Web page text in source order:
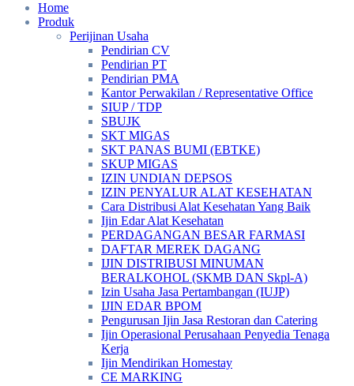
Home
Produk
Perijinan Usaha
Pendirian CV
Pendirian PT
Pendirian PMA
Kantor Perwakilan / Representative Office
SIUP / TDP
SBUJK
SKT MIGAS
SKT PANAS BUMI (EBTKE)
SKUP MIGAS
IZIN UNDIAN DEPSOS
IZIN PENYALUR ALAT KESEHATAN
Cara Distribusi Alat Kesehatan Yang Baik
Ijin Edar Alat Kesehatan
PERDAGANGAN BESAR FARMASI
DAFTAR MEREK DAGANG
IJIN DISTRIBUSI MINUMAN
BERALKOHOL (SKMB DAN Skpl-A)
Izin Usaha Jasa Pertambangan (IUJP)
IJIN EDAR BPOM
Pengurusan Ijin Jasa Restoran dan Catering
Ijin Operasional Perusahaan Penyedia Tenaga
Kerja
Ijin Mendirikan Homestay
CE MARKING